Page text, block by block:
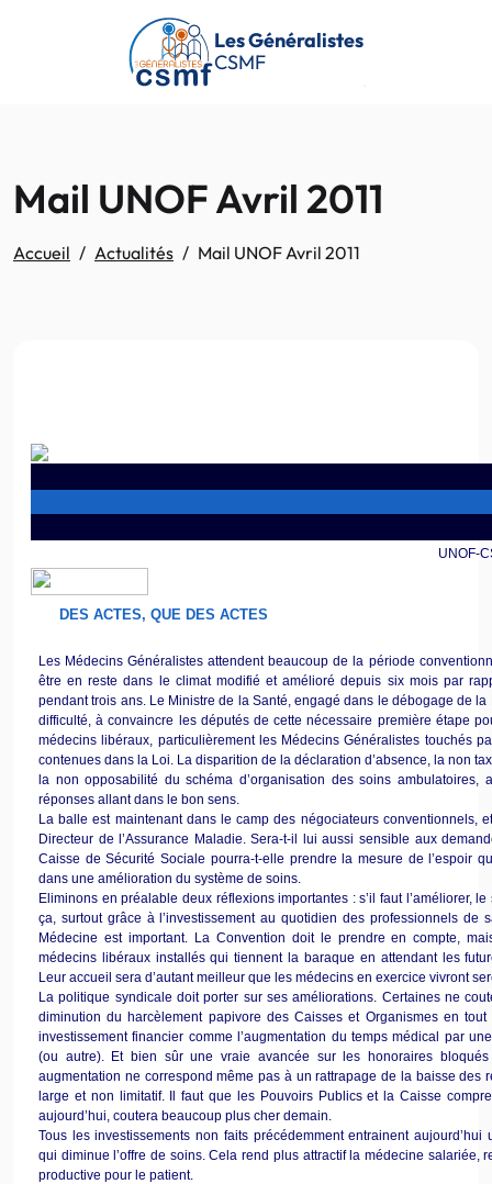
Passer au contenu principal
Les Généralistes
CSMF
Mail UNOF Avril 2011
Accueil Actualités Mail UNOF Avril 2011
UNOF-
DES ACTES, QUE DES ACTES
Les Médecins Généralistes attendent beaucoup de la période
être en reste dans le climat modifié et amélioré depuis six mois par
pendant trois ans. Le Ministre de la Santé, engagé dans le débogage de
difficulté, à convaincre les députés de cette nécessaire première étape
médecins libéraux, particulièrement les Médecins Généralistes touchés
contenues dans la Loi. La disparition de la déclaration d’absence, la non
la non opposabilité du schéma d’organisation des soins ambulatoires,
réponses allant dans le bon sens.
La balle est maintenant dans le camp des négociateurs conventionnels,
Directeur de l’Assurance Maladie. Sera-t-il lui aussi sensible aux
Caisse de Sécurité Sociale pourra-t-elle prendre la mesure de l’espoir
dans une amélioration du système de soins.
Eliminons en préalable deux réflexions importantes : s’il faut l’améliorer,
ça, surtout grâce à l’investissement au quotidien des professionnels de
Médecine est important. La Convention doit le prendre en compte,
médecins libéraux installés qui tiennent la baraque en attendant les
Leur accueil sera d’autant meilleur que les médecins en exercice vivront
La politique syndicale doit porter sur ses améliorations. Certaines ne
diminution du harcèlement papivore des Caisses et Organismes en tout
investissement financier comme l’augmentation du temps médical par
(ou autre). Et bien sûr une vraie avancée sur les honoraires
augmentation ne correspond même pas à un rattrapage de la baisse des
large et non limitatif. Il faut que les Pouvoirs Publics et la Caisse
aujourd’hui, coutera beaucoup plus cher demain.
Tous les investissements non faits précédemment entrainent
qui diminue l’offre de soins. Cela rend plus attractif la médecine salariée,
productive pour le patient.